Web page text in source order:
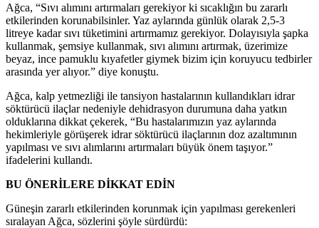
Ağca, “Sıvı alımını artırmaları gerekiyor ki sıcaklığın bu zararlı
etkilerinden korunabilsinler. Yaz aylarında günlük olarak 2,5-3
litreye kadar sıvı tüketimini artırmamız gerekiyor. Dolayısıyla şapka
kullanmak, şemsiye kullanmak, sıvı alımını artırmak, üzerimize
beyaz, ince pamuklu kıyafetler giymek bizim için koruyucu tedbirler
arasında yer alıyor.” diye konuştu.
Ağca, kalp yetmezliği ile tansiyon hastalarının kullandıkları idrar
söktürücü ilaçlar nedeniyle dehidrasyon durumuna daha yatkın
olduklarına dikkat çekerek, “Bu hastalarımızın yaz aylarında
hekimleriyle görüşerek idrar söktürücü ilaçlarının doz azaltımının
yapılması ve sıvı alımlarını artırmaları büyük önem taşıyor.”
ifadelerini kullandı.
BU ÖNERİLERE DİKKAT EDİN
Güneşin zararlı etkilerinden korunmak için yapılması gerekenleri
sıralayan Ağca, sözlerini şöyle sürdürdü: